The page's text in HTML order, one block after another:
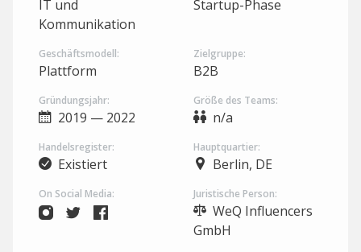
IT und
Kommunikation
Startup-Phase
Geschäftsmodell:
Plattform
Zielgruppe:
B2B
Gründungsjahr:
2019 — 2022
Größe des Teams:
n/a
Handelsregister:
Existiert
Hauptquartier:
Berlin, DE
On Social Media: Juristische Person:
WeQ Influencers
GmbH